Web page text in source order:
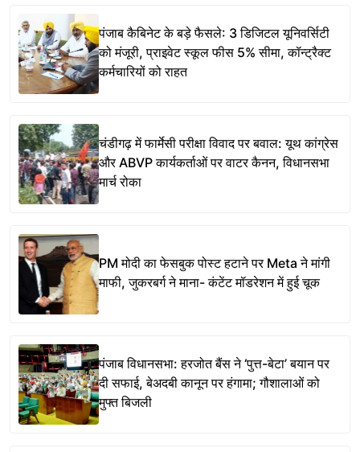
पंजाब कैबिनेट के बड़े फैसले: 3 डिजिटल यूनिवर्सिटी
को मंजूरी, प्राइवेट स्कूल फीस 5% सीमा, कॉन्ट्रैक्ट
कर्मचारियों को राहत
चंडीगढ़ में फार्मेसी परीक्षा विवाद पर बवाल: यूथ कांग्रेस
और ABVP कार्यकर्ताओं पर वाटर कैनन, विधानसभा
मार्च रोका
PM मोदी का फेसबुक पोस्ट हटाने पर Meta ने मांगी
माफी, जुकरबर्ग ने माना- कंटेंट मॉडरेशन में हुई चूक
पंजाब विधानसभा: हरजोत बैंस ने ‘पुत्त-बेटा’ बयान पर
दी सफाई, बेअदबी कानून पर हंगामा; गौशालाओं को
मुफ्त बिजली